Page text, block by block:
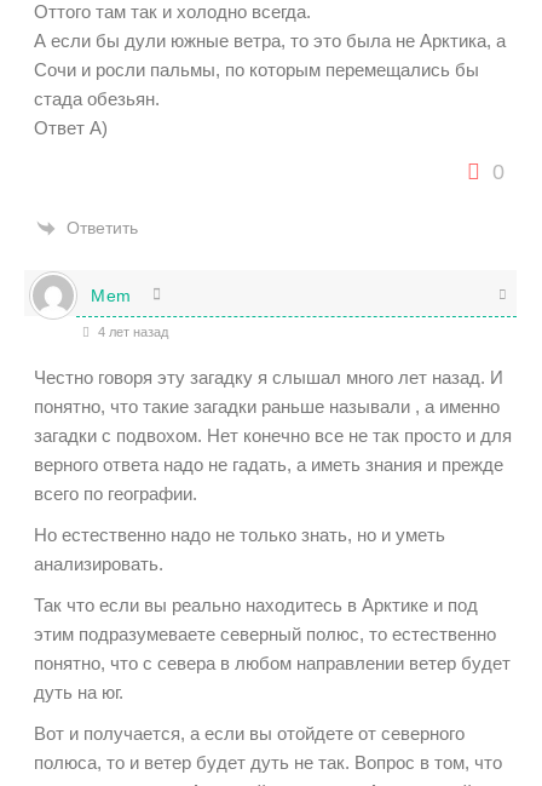
Оттого там так и холодно всегда.
А если бы дули южные ветра, то это была не Арктика, а
Сочи и росли пальмы, по которым перемещались бы
стада обезьян.
Ответ А)
0
Ответить
Mem
4 лет назад
Честно говоря эту загадку я слышал много лет назад. И
понятно, что такие загадки раньше называли , а именно
загадки с подвохом. Нет конечно все не так просто и для
верного ответа надо не гадать, а иметь знания и прежде
всего по географии.
Но естественно надо не только знать, но и уметь
анализировать.
Так что если вы реально находитесь в Арктике и под
этим подразумеваете северный полюс, то естественно
понятно, что с севера в любом направлении ветер будет
дуть на юг.
Вот и получается, а если вы отойдете от северного
полюса, то и ветер будет дуть не так. Вопрос в том, что